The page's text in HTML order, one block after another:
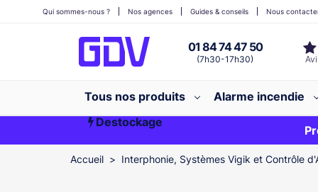
01 84 74 47 50
(7h30-17h30)
Qui sommes-nous ? Nos agences Guides & conseils Nous
Tous nos produits Alarme incendie
Destockage
Première commande ?
EXCLU
Accueil Interphonie, Systèmes Vigik et Contrôle